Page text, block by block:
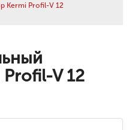
Kermi Profil-V 12
V 12